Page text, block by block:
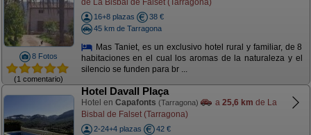
8 Fotos
(1 comentario)
de La Bisbal de Falset (Tarragona)
16+8 plazas
38 €
45 km de Tarragona
Mas Taniet, es un exclusivo hotel rural y familiar, de 8
habitaciones en el cual los aromas de la naturaleza y el
silencio se funden para br ...
Hotel Davall Plaça
Hotel en Capafonts (Tarragona) a 25,6 km de La
Bisbal de Falset (Tarragona)
2-24+4 plazas
42 €